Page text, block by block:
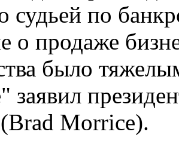
судьей по
о продаже
было
заявил
Morrice).